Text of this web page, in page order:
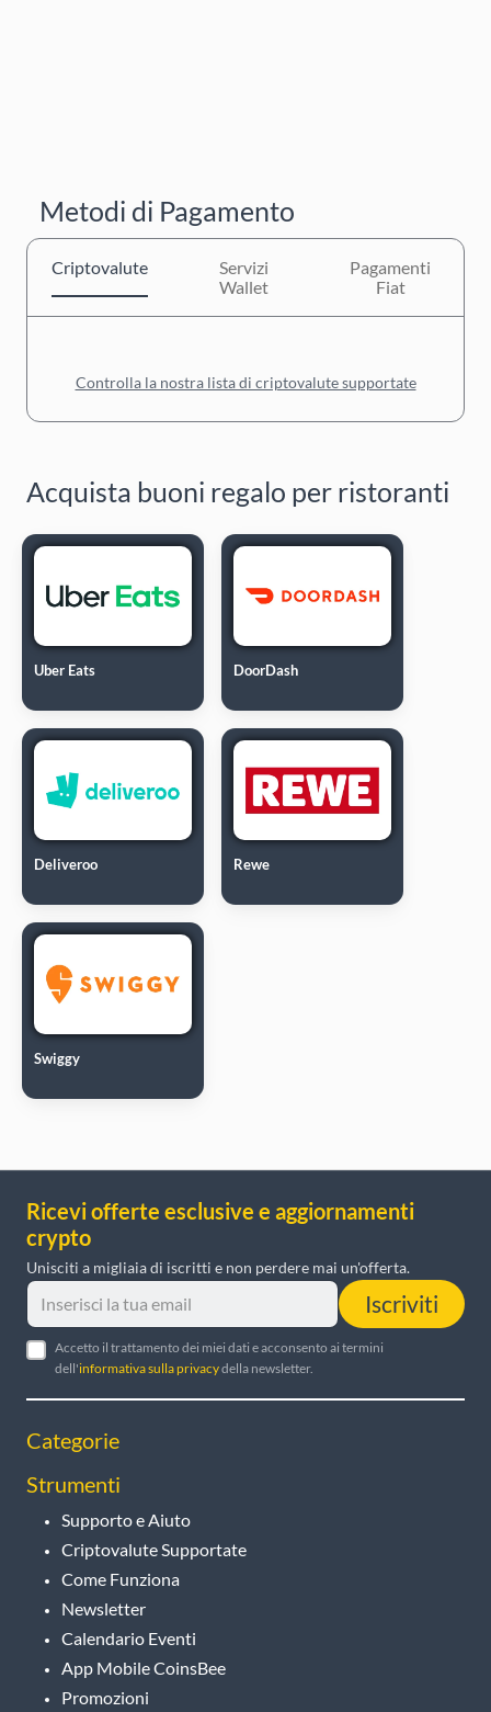
Metodi di Pagamento
Criptovalute
Servizi
Wallet
Pagamenti
Fiat
Controlla la nostra lista di criptovalute supportate
Acquista buoni regalo per ristoranti
Uber Eats DoorDash
Deliveroo Rewe
Swiggy
Ricevi offerte esclusive e aggiornamenti
crypto
Unisciti a migliaia di iscritti e non perdere mai un'offerta.
Iscriviti
Accetto il trattamento dei miei dati e acconsento ai termini
dell'informativa sulla privacydella newsletter.
Categorie
Strumenti
Supporto e Aiuto
Criptovalute Supportate
Come Funziona
Newsletter
Calendario Eventi
App Mobile CoinsBee
Promozioni